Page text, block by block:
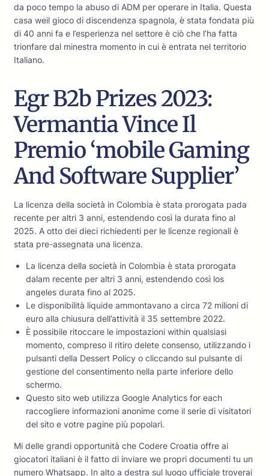
da poco tempo la abuso di ADM per operare in Italia. Questa
casa weil gioco di discendenza spagnola, è stata fondata più
di 40 anni fa e l’esperienza nel settore è ciò che l’ha fatta
trionfare dal minestra momento in cui è entrata nel territorio
Italiano.
Egr B2b Prizes 2023:
Vermantia Vince Il
Premio ‘mobile Gaming
And Software Supplier’
La licenza della società in Colombia è stata prorogata pada
recente per altri 3 anni, estendendo così la durata fino al
2025. A otto dei dieci richiedenti per le licenze regionali è
stata pre-assegnata una licenza.
La licenza della società in Colombia è stata prorogata
dalam recente per altri 3 anni, estendendo così los
angeles durata fino al 2025.
Le disponibilità liquide ammontavano a circa 72 milioni di
euro alla chiusura dell’attività il 35 settembre 2022.
È possibile ritoccare le impostazioni within qualsiasi
momento, compreso il ritiro delete consenso, utilizzando i
pulsanti della Dessert Policy o cliccando sul pulsante di
gestione del consentimento nella parte inferiore dello
schermo.
Questo sito web utilizza Google Analytics for each
raccogliere informazioni anonime come il serie di visitatori
del sito e votre pagine più popolari.
Mi delle grandi opportunità che Codere Croatia offre ai
giocatori italiani è il fatto di inviare we propri documenti tu un
numero Whatsapp. In alto a destra sul luogo ufficiale troverai